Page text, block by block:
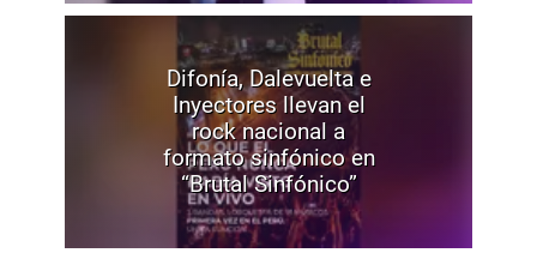
Difonía, Dalevuelta e
Inyectores llevan el
rock nacional a
formato sinfónico en
“Brutal Sinfónico”